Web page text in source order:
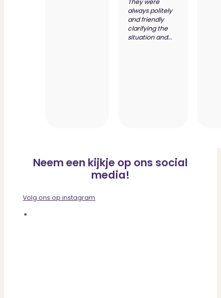
always politely
and friendly
clarifying the
situation and...
Neem een kijkje op ons social
media!
Volg ons op instagram